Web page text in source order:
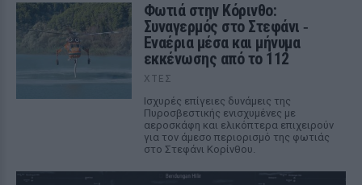
Φωτιά στην Κόρινθο:
Συναγερμός στο Στεφάνι ‑
Εναέρια μέσα και μήνυμα
εκκένωσης από το 112
ΧΤΕΣ
Ισχυρές επίγειες δυνάμεις της
Πυροσβεστικής ενισχυμένες με
αεροσκάφη και ελικόπτερα επιχειρούν
για τον άμεσο περιορισμό της φωτιάς
στο Στεφάνι Κορίνθου.